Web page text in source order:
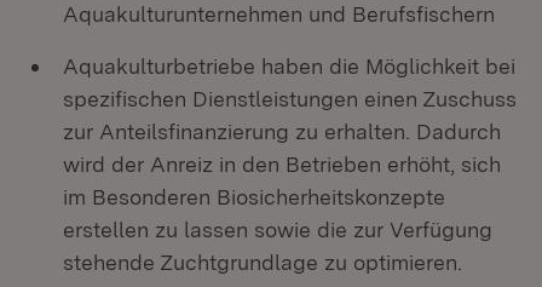
Aquakulturunternehmen und Berufsfischern
Aquakulturbetriebe haben die Möglichkeit bei
spezifischen Dienstleistungen einen Zuschuss
zur Anteilsfinanzierung zu erhalten. Dadurch
wird der Anreiz in den Betrieben erhöht, sich
im Besonderen Biosicherheitskonzepte
erstellen zu lassen sowie die zur Verfügung
stehende Zuchtgrundlage zu optimieren.